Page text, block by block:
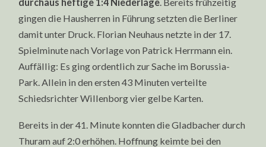
gingen die Hausherren in Führung setzten die Berliner
damit unter Druck. Florian Neuhaus netzte in der 17.
Spielminute nach Vorlage von Patrick Herrmann ein.
Auffällig: Es ging ordentlich zur Sache im Borussia-
Park. Allein in den ersten 43 Minuten verteilte
Schiedsrichter Willenborg vier gelbe Karten.
Bereits in der 41. Minute konnten die Gladbacher durch
Thuram auf 2:0 erhöhen. Hoffnung keimte bei den